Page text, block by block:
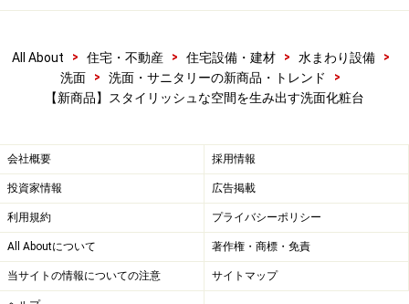
All About > 住宅・不動産 > 住宅設備・建材 > 水まわり設備
>
洗面
> 洗面・サニタリーの新商品・トレンド
>
【新商品】スタイリッシュな空間を生み出す洗面化粧台
会社概要 採用情報
投資家情報 広告掲載
利用規約 プライバシーポリシー
All Aboutについて 著作権・商標・免責
当サイトの情報についての注意 サイトマップ